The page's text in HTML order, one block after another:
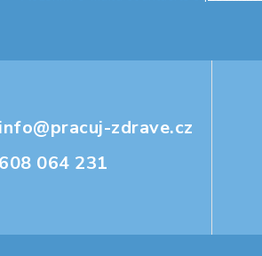
info@pracuj-zdrave.cz
608 064 231